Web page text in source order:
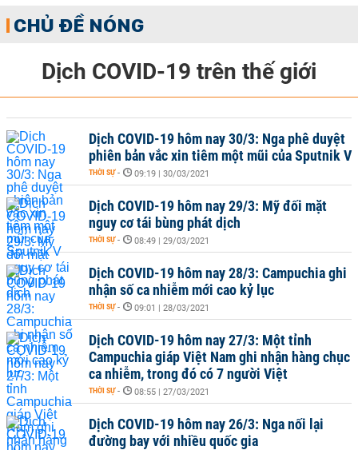
CHỦ ĐỀ NÓNG
Dịch COVID-19 trên thế giới
Dịch COVID-19 hôm nay 30/3: Nga phê duyệt
phiên bản vắc xin tiêm một mũi của Sputnik V
THỜI SỰ - 09:19 | 30/03/2021
Dịch COVID-19 hôm nay 29/3: Mỹ đối mặt
nguy cơ tái bùng phát dịch
THỜI SỰ - 08:49 | 29/03/2021
Dịch COVID-19 hôm nay 28/3: Campuchia ghi
nhận số ca nhiễm mới cao kỷ lục
THỜI SỰ - 09:01 | 28/03/2021
Dịch COVID-19 hôm nay 27/3: Một tỉnh
Campuchia giáp Việt Nam ghi nhận hàng chục
ca nhiễm, trong đó có 7 người Việt
THỜI SỰ - 08:55 | 27/03/2021
Dịch COVID-19 hôm nay 26/3: Nga nối lại
đường bay với nhiều quốc gia